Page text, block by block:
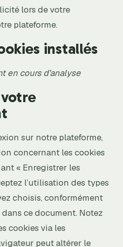
lors de votre
plateforme.
installés
en cours d’analyse
sur notre plateforme,
concernant les cookies
« Enregistrer les
l’utilisation des types
choisis, conformément
ce document. Notez
cookies via les
peut altérer le